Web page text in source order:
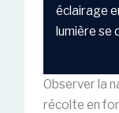
éclairage
lumière se
Observer la
récolte en